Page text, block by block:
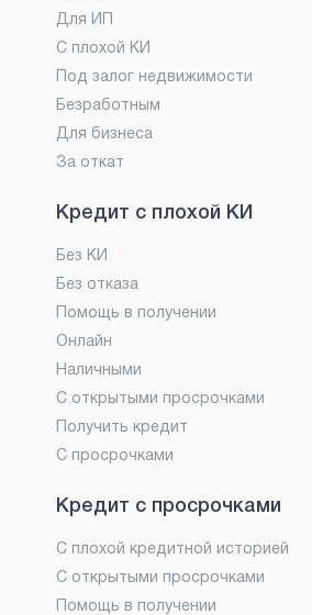
Для ИП
С плохой КИ
Под залог недвижимости
Безработным
Для бизнеса
За откат
Кредит с плохой КИ
Без КИ
Без отказа
Помощь в получении
Онлайн
Наличными
С открытыми просрочками
Получить кредит
С просрочками
Кредит с просрочками
С плохой кредитной историей
С открытыми просрочками
Помощь в получении